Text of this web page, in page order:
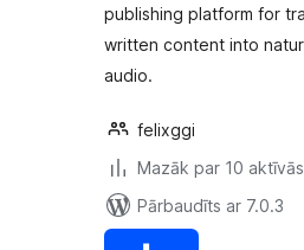
publishing platform for
written content into
audio.
felixggi
Mazāk par 10
Pārbaudīts ar 7.0.3